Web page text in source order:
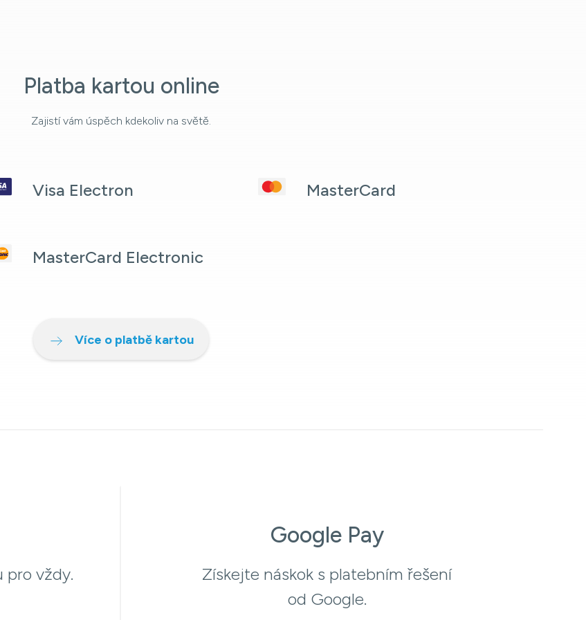
Platba kartou online
Zajistí vám úspěch kdekoliv na světě.
Visa Electron MasterCard
MasterCard Electronic
Více o platbě kartou
pro vždy.
Google Pay
Získejte náskok s platebním řešení
od Google.